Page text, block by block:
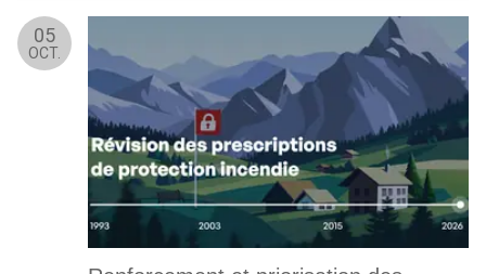
05
OCT.